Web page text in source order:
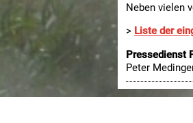
Neben vielen
> Liste der
Pressedienst
Peter